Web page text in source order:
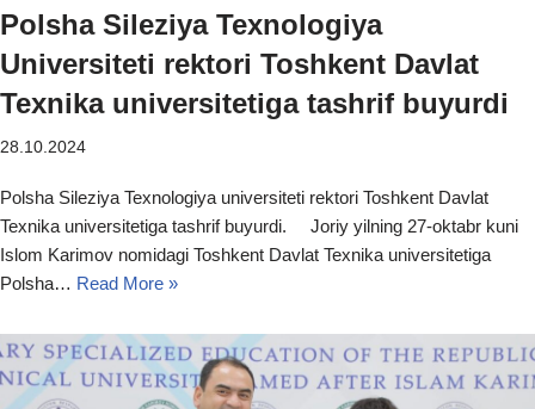
Polsha Sileziya Texnologiya
Universiteti rektori Toshkent Davlat
Texnika universitetiga tashrif buyurdi
28.10.2024
Polsha Sileziya Texnologiya universiteti rektori Toshkent Davlat
Texnika universitetiga tashrif buyurdi. Joriy yilning 27-oktabr kuni
Islom Karimov nomidagi Toshkent Davlat Texnika universitetiga
Polsha… Read More »